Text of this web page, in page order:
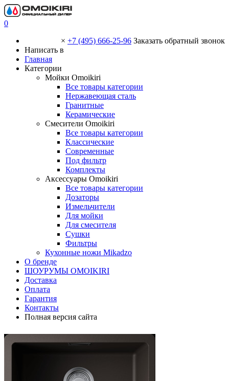
0
× +7 (495) 666-25-96 Заказать обратный звонок
Написать в
Главная
Категории
Мойки Omoikiri
Все товары категории
Нержавеющая сталь
Гранитные
Керамические
Смесители Omoikiri
Все товары категории
Классические
Современные
Под фильтр
Комплекты
Аксессуары Omoikiri
Все товары категории
Дозаторы
Измельчители
Для мойки
Для смесителя
Сушки
Фильтры
Кухонные ножи Mikadzo
О бренде
ШОУРУМЫ OMOIKIRI
Доставка
Оплата
Гарантия
Контакты
Полная версия сайта